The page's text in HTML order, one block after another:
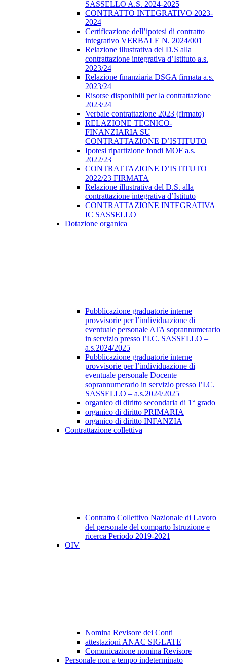
SASSELLO A.S. 2024-2025
CONTRATTO INTEGRATIVO 2023-
2024
Certificazione dell’ipotesi di contratto
integrativo VERBALE N. 2024/001
Relazione illustrativa del D.S alla
contrattazione integrativa d’Istituto a.s.
2023/24
Relazione finanziaria DSGA firmata a.s.
2023/24
Risorse disponibili per la contrattazione
2023/24
Verbale contrattazione 2023 (firmato)
RELAZIONE TECNICO-
FINANZIARIA SU
CONTRATTAZIONE D’ISTITUTO
Ipotesi ripartizione fondi MOF a.s.
2022/23
CONTRATTAZIONE D’ISTITUTO
2022/23 FIRMATA
Relazione illustrativa del D.S. alla
contrattazione integrativa d’Istituto
CONTRATTAZIONE INTEGRATIVA
IC SASSELLO
Dotazione organica
Pubblicazione graduatorie interne
provvisorie per l’individuazione di
eventuale personale ATA soprannumerario
in servizio presso l’I.C. SASSELLO –
a.s.2024/2025
Pubblicazione graduatorie interne
provvisorie per l’individuazione di
eventuale personale Docente
soprannumerario in servizio presso l’I.C.
SASSELLO – a.s.2024/2025
organico di diritto secondaria di 1° grado
organico di diritto PRIMARIA
organico di diritto INFANZIA
Contrattazione collettiva
Contratto Collettivo Nazionale di Lavoro
del personale del comparto Istruzione e
ricerca Periodo 2019-2021
OIV
Nomina Revisore dei Conti
attestazioni ANAC SIGLATE
Comunicazione nomina Revisore
Personale non a tempo indeterminato